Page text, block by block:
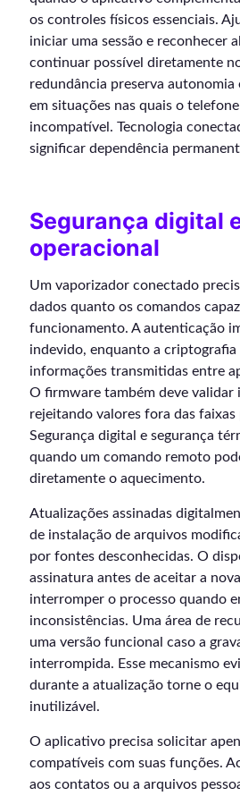
os controles físicos essenciais.
iniciar uma sessão e reconhecer
continuar possível diretamente
redundância preserva
em situações nas quais o
incompatível. Tecnologia
significar dependência
Segurança digital
operacional
Um vaporizador conectado
dados quanto os comandos
funcionamento. A autenticação
indevido, enquanto a
informações transmitidas entre
O firmware também deve validar
rejeitando valores fora das faixas
Segurança digital e segurança
quando um comando remoto
diretamente o aquecimento.
Atualizações assinadas
de instalação de arquivos
por fontes desconhecidas. O
assinatura antes de aceitar a
interromper o processo quando
inconsistências. Uma área de
uma versão funcional caso a
interrompida. Esse mecanismo
durante a atualização torne o
inutilizável.
O aplicativo precisa solicitar
compatíveis com suas funções.
aos contatos ou a arquivos